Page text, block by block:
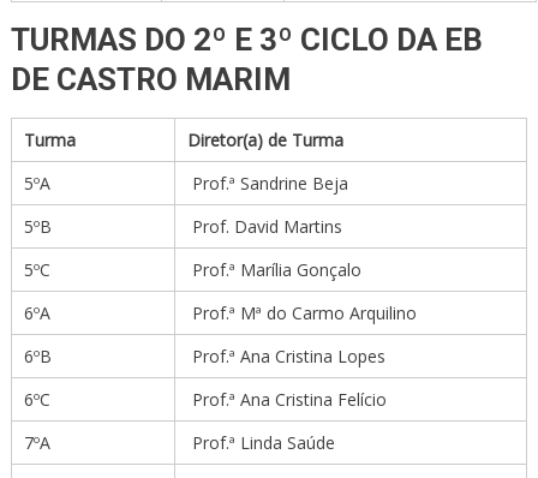
TURMAS DO 2º E 3º CICLO DA EB
DE CASTRO MARIM
Turma
Diretor(a) de Turma
5ºA
Prof.ª Sandrine Beja
5ºB
Prof. David Martins
5ºC
Prof.ª Marília Gonçalo
6ºA
Prof.ª Mª do Carmo Arquilino
6ºB
Prof.ª Ana Cristina Lopes
6ºC
Prof.ª Ana Cristina Felício
7ºA
Prof.ª Linda Saúde